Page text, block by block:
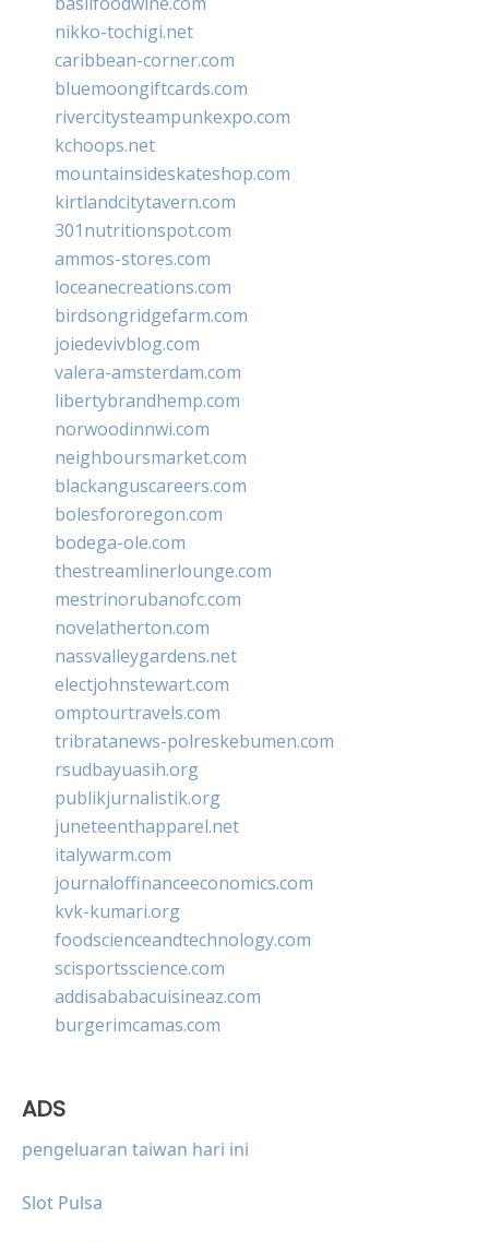
nikko-tochigi.net
caribbean-corner.com
bluemoongiftcards.com
rivercitysteampunkexpo.com
kchoops.net
mountainsideskateshop.com
kirtlandcitytavern.com
301nutritionspot.com
ammos-stores.com
loceanecreations.com
birdsongridgefarm.com
joiedevivblog.com
valera-amsterdam.com
libertybrandhemp.com
norwoodinnwi.com
neighboursmarket.com
blackanguscareers.com
bolesfororegon.com
bodega-ole.com
thestreamlinerlounge.com
mestrinorubanofc.com
novelatherton.com
nassvalleygardens.net
electjohnstewart.com
omptourtravels.com
tribratanews-polreskebumen.com
rsudbayuasih.org
publikjurnalistik.org
juneteenthapparel.net
italywarm.com
journaloffinanceeconomics.com
kvk-kumari.org
foodscienceandtechnology.com
scisportsscience.com
addisababacuisineaz.com
burgerimcamas.com
ADS
pengeluaran taiwan hari ini
Slot Pulsa